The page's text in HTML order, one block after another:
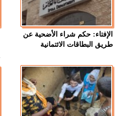
الإفتاء: حكم شراء الأضحية عن
طريق البطاقات الائتمانية